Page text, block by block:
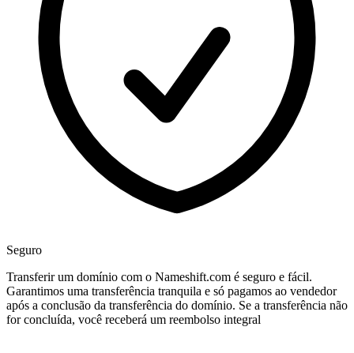
Seguro
Transferir um domínio com o Nameshift.com é seguro e fácil.
Garantimos uma transferência tranquila e só pagamos ao vendedor
após a conclusão da transferência do domínio. Se a transferência não
for concluída, você receberá um reembolso integral